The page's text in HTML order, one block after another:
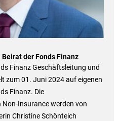
der Fonds Finanz
Finanz Geschäftsleitung und
zum 01. Juni 2024 auf eigenen
Finanz. Die
Insurance werden von
Christine Schönteich